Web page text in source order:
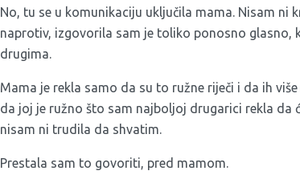
No, tu se u komunikaciju uključila mama. Nisam ni
naprotiv, izgovorila sam je toliko ponosno glasno,
drugima.
Mama je rekla samo da su to ružne riječi i da ih
da joj je ružno što sam najboljoj drugarici rekla da
nisam ni trudila da shvatim.
Prestala sam to govoriti, pred mamom.